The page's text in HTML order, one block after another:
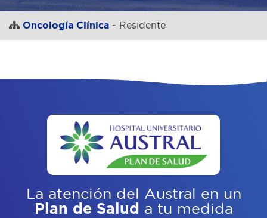
Oncología Clínica - Residente
La atención del Austral
en un
Plan de Salud a tu medida